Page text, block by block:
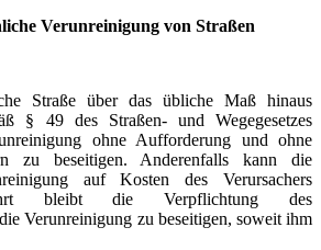
Verunreinigung von Straßen
Straße über das übliche Maß hinaus
§ 49 des Straßen- und Wegegesetzes
ohne Aufforderung und ohne
zu beseitigen. Anderenfalls kann die
auf Kosten des Verursachers
bleibt die Verpflichtung des
Verunreinigung zu beseitigen, soweit ihm